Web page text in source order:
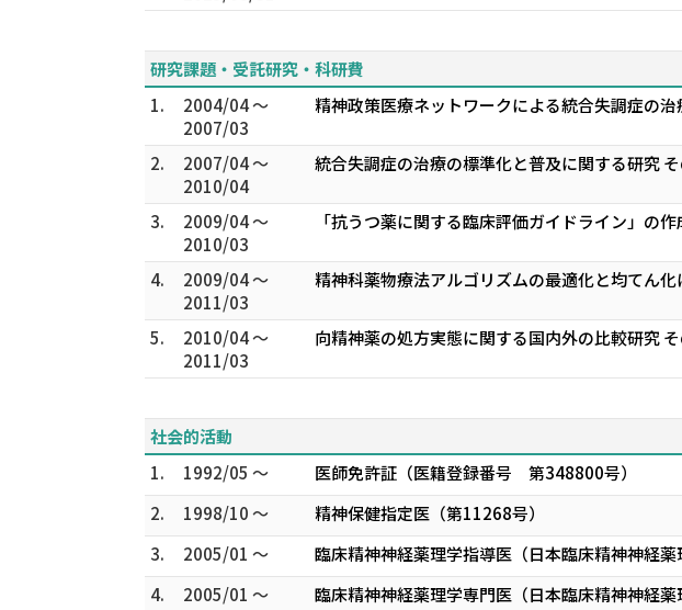
研究課題・受託研究・科研費
1.
2004/04 ～
2007/03
精神政策医療ネットワークによる統合失調症の
2.
2007/04 ～
2010/04
統合失調症の治療の標準化と普及に関する研究
3.
2009/04 ～
2010/03
「抗うつ薬に関する臨床評価ガイドライン」の
4.
2009/04 ～
2011/03
精神科薬物療法アルゴリズムの最適化と均てん
5.
2010/04 ～
2011/03
向精神薬の処方実態に関する国内外の比較研究
社会的活動
1.
1992/05 ～
医師免許証（医籍登録番号 第348800号）
2.
1998/10 ～
精神保健指定医（第11268号）
3.
2005/01 ～
臨床精神神経薬理学指導医（日本臨床精神神経
4.
2005/01 ～
臨床精神神経薬理学専門医（日本臨床精神神経